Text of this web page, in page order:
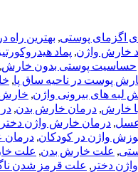
اگزمای پوستی بهترین
خارش واژن پماد
حساسیت پوستی بدون خارش
پوست در ناحیه ساق پا
لبه های بیرونی واژن خارش
خارش درمان خارش بدن
عسل درمان خارش واژن دختر
واژن در كودكان درمان
علت خارش بدن علت
دختر علت قرمز شدن